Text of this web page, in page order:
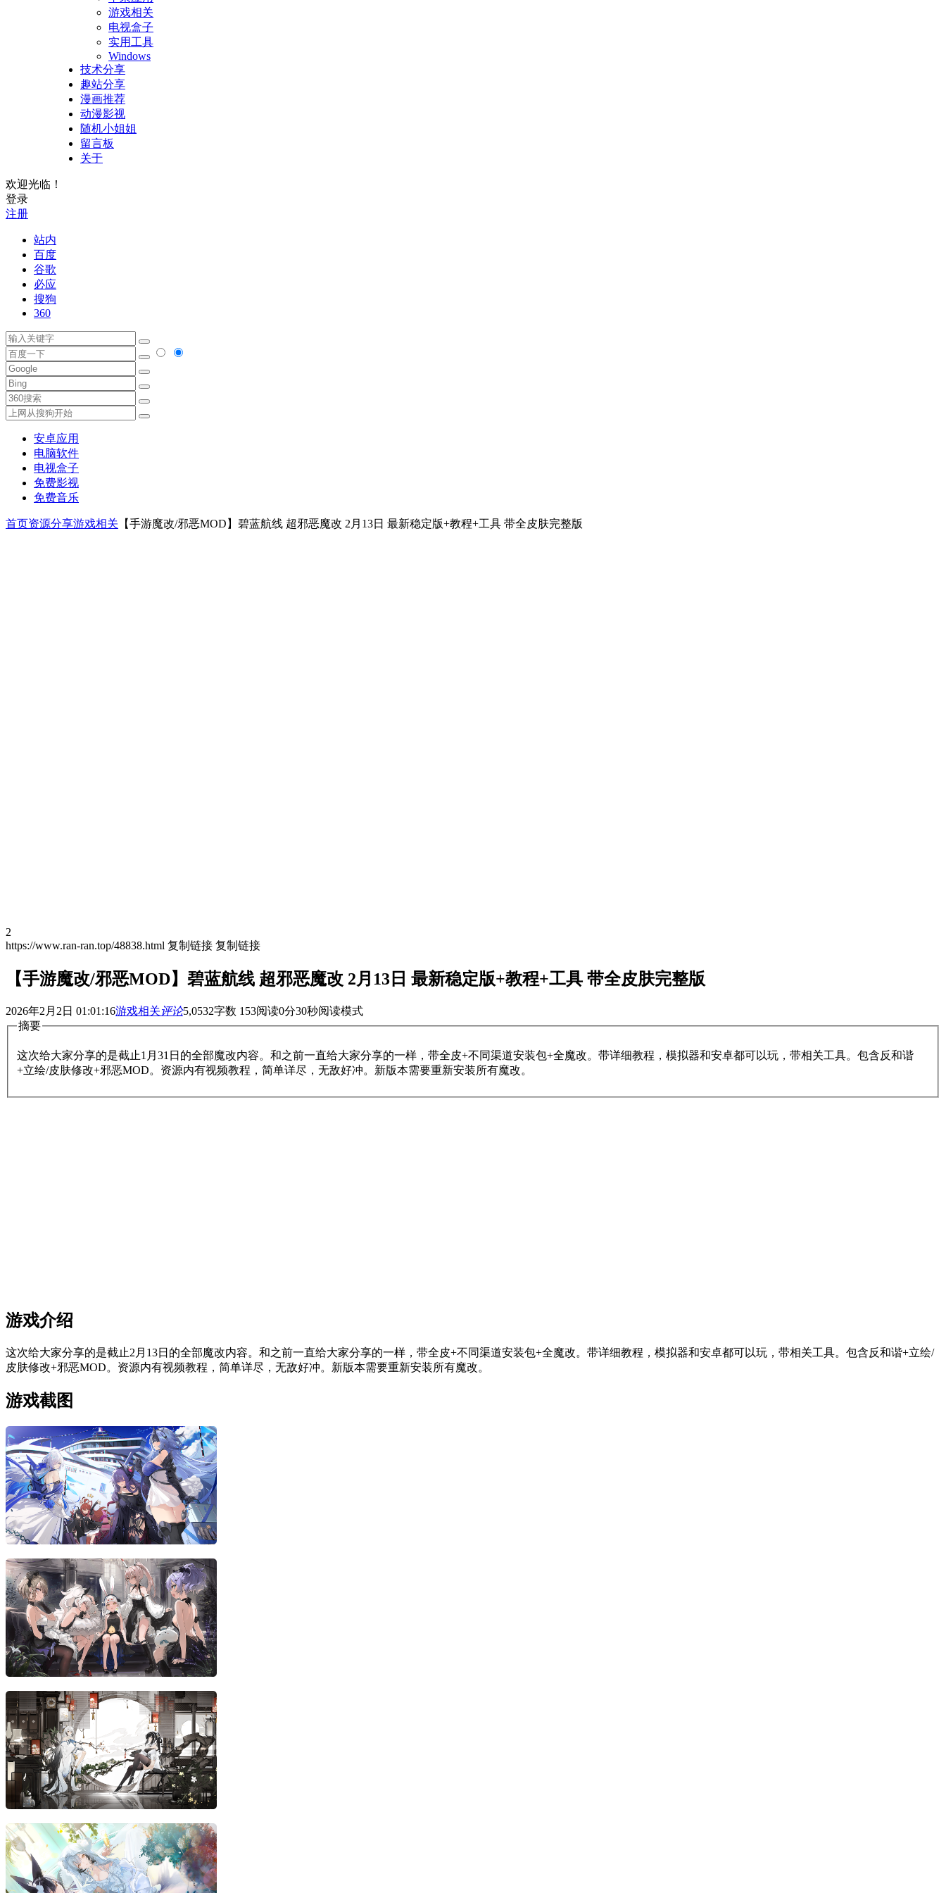
游戏相关
电视盒子
实用工具
Windows
技术分享
趣站分享
漫画推荐
动漫影视
随机小姐姐
留言板
关于
欢迎光临！
登录
注册
站内
百度
谷歌
必应
搜狗
360
安卓应用
电脑软件
电视盒子
免费影视
免费音乐
首页资源分享游戏相关 【手游魔改/邪恶MOD】碧蓝航线 超邪恶魔改 2月13日 最新稳定版+教程+工具 带全皮肤完整版
2
https://www.ran-ran.top/48838.html 复制链接 复制链接
【手游魔改/邪恶MOD】碧蓝航线 超邪恶魔改 2月13日 最新稳定版+教程+工具 带全皮肤完整版
2026年2月2日 01:01:16游戏相关评论5,0532字数 153阅读0分30秒阅读模式
摘要
这次给大家分享的是截止1月31日的全部魔改内容。和之前一直给大家分享的一样，带全皮+不同渠道安装包+全魔改。带详细教程，模拟器和安卓都可以玩，带相关工具。包含反和谐
+立绘/皮肤修改+邪恶MOD。资源内有视频教程，简单详尽，无敌好冲。新版本需要重新安装所有魔改。
游戏介绍
这次给大家分享的是截止2月13日的全部魔改内容。和之前一直给大家分享的一样，带全皮+不同渠道安装包+全魔改。带详细教程，模拟器和安卓都可以玩，带相关工具。包含反和谐+立绘/
皮肤修改+邪恶MOD。资源内有视频教程，简单详尽，无敌好冲。新版本需要重新安装所有魔改。
游戏截图